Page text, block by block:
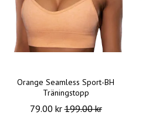
Orange Seamless Sport-BH
Träningstopp
79.00 kr199.00 kr